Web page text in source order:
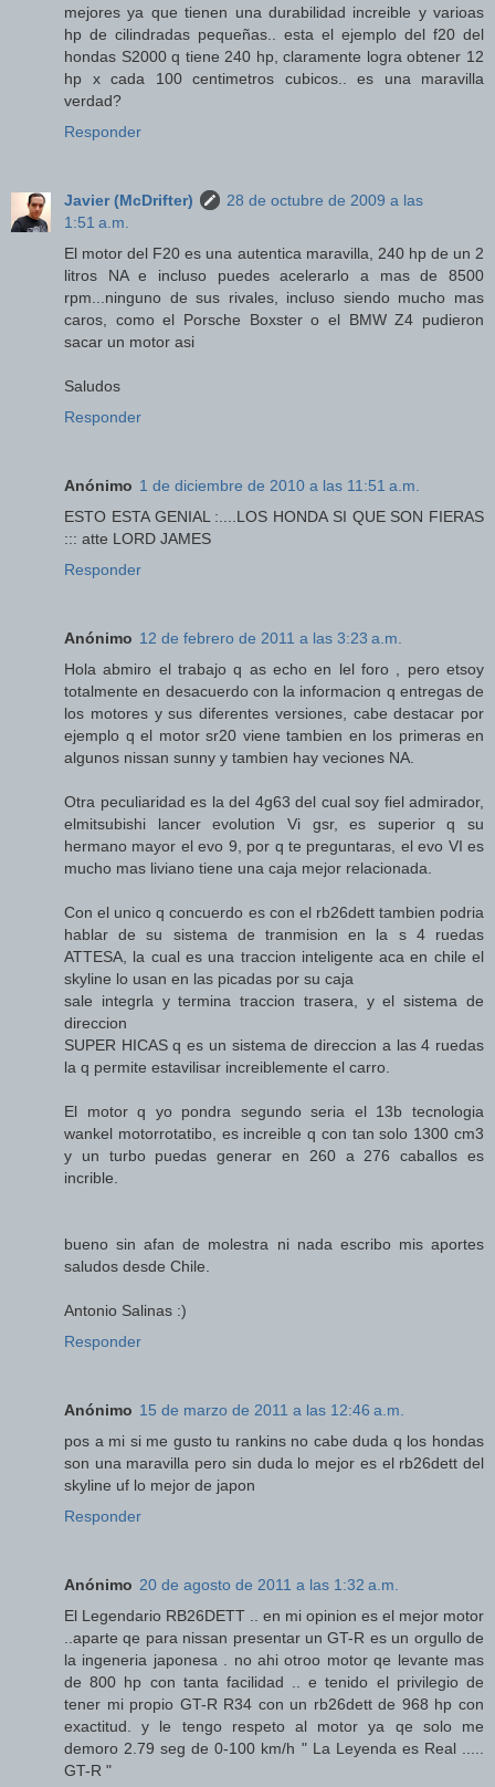
mejores ya que tienen una durabilidad increible y varioas
hp de cilindradas pequeñas.. esta el ejemplo del f20 del
hondas S2000 q tiene 240 hp, claramente logra obtener 12
hp x cada 100 centimetros cubicos.. es una maravilla
verdad?
Responder
Javier (McDrifter)
28 de octubre de 2009 a las
1:51 a.m.
El motor del F20 es una autentica maravilla, 240 hp de un 2
litros NA e incluso puedes acelerarlo a mas de 8500
rpm...ninguno de sus rivales, incluso siendo mucho mas
caros, como el Porsche Boxster o el BMW Z4 pudieron
sacar un motor asi
Saludos
Responder
Anónimo 1 de diciembre de 2010 a las 11:51 a.m.
ESTO ESTA GENIAL :....LOS HONDA SI QUE SON FIERAS
::: atte LORD JAMES
Responder
Anónimo 12 de febrero de 2011 a las 3:23 a.m.
Hola abmiro el trabajo q as echo en lel foro , pero etsoy
totalmente en desacuerdo con la informacion q entregas de
los motores y sus diferentes versiones, cabe destacar por
ejemplo q el motor sr20 viene tambien en los primeras en
algunos nissan sunny y tambien hay veciones NA.
Otra peculiaridad es la del 4g63 del cual soy fiel admirador,
elmitsubishi lancer evolution Vi gsr, es superior q su
hermano mayor el evo 9, por q te preguntaras, el evo VI es
mucho mas liviano tiene una caja mejor relacionada.
Con el unico q concuerdo es con el rb26dett tambien podria
hablar de su sistema de tranmision en la s 4 ruedas
ATTESA, la cual es una traccion inteligente aca en chile el
skyline lo usan en las picadas por su caja
sale integrla y termina traccion trasera, y el sistema de
direccion
SUPER HICAS q es un sistema de direccion a las 4 ruedas
la q permite estavilisar increiblemente el carro.
El motor q yo pondra segundo seria el 13b tecnologia
wankel motorrotatibo, es increible q con tan solo 1300 cm3
y un turbo puedas generar en 260 a 276 caballos es
incrible.
bueno sin afan de molestra ni nada escribo mis aportes
saludos desde Chile.
Antonio Salinas :)
Responder
Anónimo 15 de marzo de 2011 a las 12:46 a.m.
pos a mi si me gusto tu rankins no cabe duda q los hondas
son una maravilla pero sin duda lo mejor es el rb26dett del
skyline uf lo mejor de japon
Responder
Anónimo 20 de agosto de 2011 a las 1:32 a.m.
El Legendario RB26DETT .. en mi opinion es el mejor motor
..aparte qe para nissan presentar un GT-R es un orgullo de
la ingeneria japonesa . no ahi otroo motor qe levante mas
de 800 hp con tanta facilidad .. e tenido el privilegio de
tener mi propio GT-R R34 con un rb26dett de 968 hp con
exactitud. y le tengo respeto al motor ya qe solo me
demoro 2.79 seg de 0-100 km/h " La Leyenda es Real .....
GT-R "